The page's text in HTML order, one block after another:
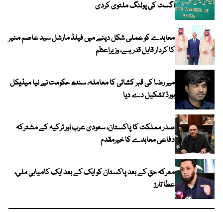
اگست کی پولنگ ملتوی کردی
معاہدے کو عملی شکل دینے میں فیلڈ مارشل سید عاصم منیر
کا کردار قابل قدر ہے، وزیراعظم
میر رضا کی قبر کشائی کا معاملہ، سندھ حکومت نے نیا میڈیکل
بورڈ تشکیل دے دیا
صدر مملکت کا پاکستان، سعودی عرب اور ترکیہ کے مشترکہ
دفاعی معاہدے کا خیرمقدم
معرکہ حق کے بعد پاکستان کو ایک کے بعد ایک کامیابی ملی،
عطا تارڑ